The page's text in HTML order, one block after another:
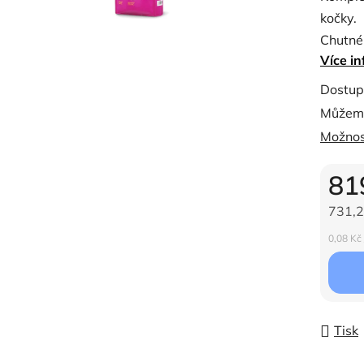
0,0
z
5
kočky.
se
venku.
Více
Měrná
0,08 Kč
Tisk